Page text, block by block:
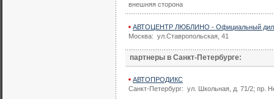
внешняя сторона
АВТОЦЕНТР ЛЮБЛИНО - Официальный
Москва: ул.Ставропольская, 41
партнеры в Санкт-Петербурге:
АВТОПРОДИКС
Санкт-Петербург: ул. Школьная, д. 71/2; пр.